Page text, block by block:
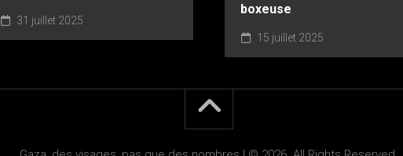
31 juillet 2025
boxeuse
15 juillet 2025